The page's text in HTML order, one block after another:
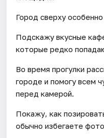
Город сверху
Подскажу вкусные
которые редко
Во время прогулки
городе и помогу всем
перед камерой.
Покажу, как
обычно избегаете